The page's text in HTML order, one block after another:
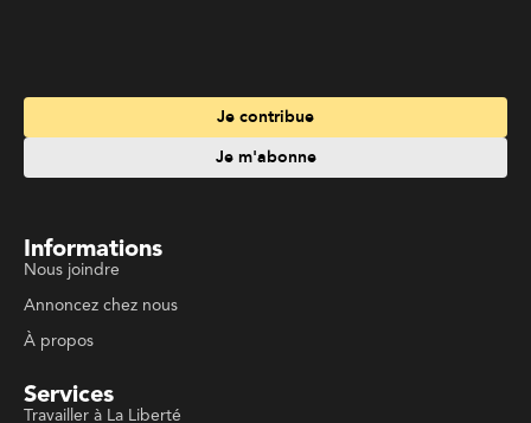
Informations
Services
Travailler à La Liberté
Emplois en français